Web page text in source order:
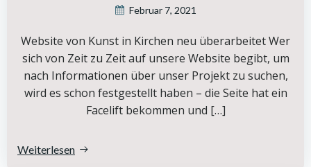
Februar 7, 2021
Website von Kunst in Kirchen neu überarbeitet Wer
sich von Zeit zu Zeit auf unsere Website begibt, um
nach Informationen über unser Projekt zu suchen,
wird es schon festgestellt haben – die Seite hat ein
Facelift bekommen und […]
Weiterlesen